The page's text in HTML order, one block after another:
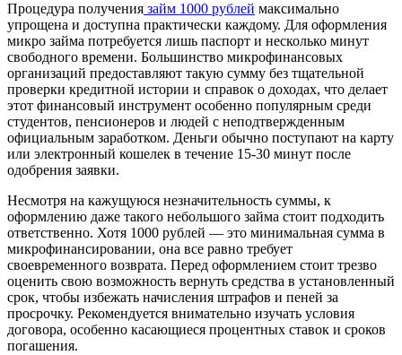
Процедура получения займ 1000 рублей максимально
упрощена и доступна практически каждому. Для оформления
микро займа потребуется лишь паспорт и несколько минут
свободного времени. Большинство микрофинансовых
организаций предоставляют такую сумму без тщательной
проверки кредитной истории и справок о доходах, что делает
этот финансовый инструмент особенно популярным среди
студентов, пенсионеров и людей с неподтвержденным
официальным заработком. Деньги обычно поступают на карту
или электронный кошелек в течение 15-30 минут после
одобрения заявки.
Несмотря на кажущуюся незначительность суммы, к
оформлению даже такого небольшого займа стоит подходить
ответственно. Хотя 1000 рублей — это минимальная сумма в
микрофинансировании, она все равно требует
своевременного возврата. Перед оформлением стоит трезво
оценить свою возможность вернуть средства в установленный
срок, чтобы избежать начисления штрафов и пеней за
просрочку. Рекомендуется внимательно изучать условия
договора, особенно касающиеся процентных ставок и сроков
погашения.